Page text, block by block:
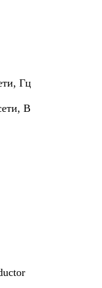
Гц
В